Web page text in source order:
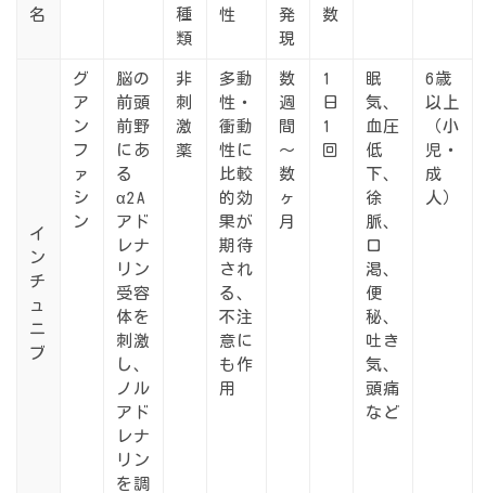
名
種
類
性
発
現
数
イ
ン
チ
ュ
ニ
ブ
グ
ア
ン
フ
ァ
シ
ン
脳の
前頭
前野
にあ
る
α2A
アド
レナ
リン
受容
体を
刺激
し、
ノル
アド
レナ
リン
を調
非
刺
激
薬
多動
性・
衝動
性に
比較
的効
果が
期待
され
る、
不注
意に
も作
用
数
週
間
～
数
ヶ
月
1
日
1
回
眠
気、
血圧
低
下、
徐
脈、
口
渇、
便
秘、
吐き
気、
頭痛
など
6歳
以上
（小
児・
成
人）